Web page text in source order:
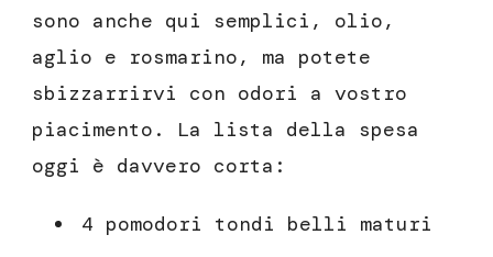
sono anche qui semplici, olio,
aglio e rosmarino, ma potete
sbizzarrirvi con odori a vostro
piacimento. La lista della spesa
oggi è davvero corta:
4 pomodori tondi belli maturi